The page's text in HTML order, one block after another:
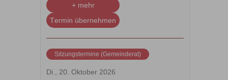
+ mehr
Termin übernehmen
Di., 20. Oktober 2026
Sitzungstermine (Gemeinderat)